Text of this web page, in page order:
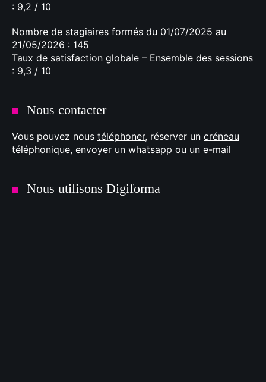
: 9,2 / 10
Nombre de stagiaires formés du 01/07/2025 au
21/05/2026 : 145
Taux de satisfaction globale – Ensemble des sessions
: 9,3 / 10
Nous contacter
Vous pouvez nous téléphoner, réserver un créneau
téléphonique, envoyer un whatsapp ou un e-mail
Nous utilisons Digiforma